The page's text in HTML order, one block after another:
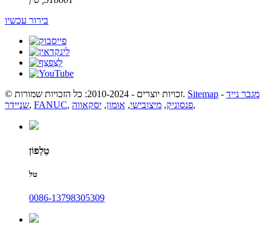
בירור עכשיו
© זכויות יוצרים - 2010-2024: כל הזכויות שמורות. Sitemap - מגבר נייד
שניידר, FANUC, פנסוניק, מיצובישי, אומון, יסקאווה ,
טֵלֵפוֹן
טל
0086-13798305309